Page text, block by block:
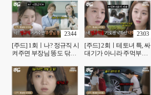
내 인생]| KBS 방송
세요~!🎵 [황금빛 내 인생]|
KBS 방송
[주드] 1회ㅣ나? 정규직 시
켜주면 부장님 똥도 닦아
KBS 방송
23:44
[주드] 2회ㅣ테토녀 특, 싸
대기가 아니라 주먹부터
생]| KBS 방송
23:03